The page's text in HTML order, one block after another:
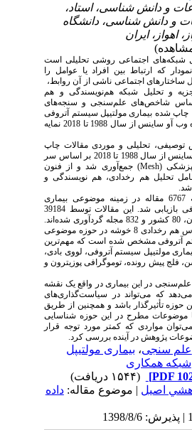
و دانش شناسی، استاد،
و دانش شناسی، دانشگاه
اهواز، ایران
اجتماعی روشی تحلیلی است
که ارتباط بین افراد یا عوامل را
ساختارهای اجتماعی ناشی از آن روابط،
و تحلیل شبکه هم‌نویسندگی و هم
شاخص‌های علم‌سنجی و سنجه‌های
شده بیماری مولتیپل سیستم آتروفی
است که در پایگاه داده وب آو ساینس از سال 1988 تا 2018 نمایه
تحلیلی و موردی مقالات چاپ
‌شده در پایگاه وب آو ساینس از سال 1988 تا 2018 بر اساس سر
(
Mesh) جمع‌آوری شد و از فنون
تحلیل هم رخدادی، هم نویسندگی و
در این مطالعه 6767 مقاله در زمینه موضوعی بیماری
مولتیپل سیستم آتروفی بازیابی شد. این مقالات توسط 39184
نویسنده‌، 3884 سازمان‌، 80 کشور و 832 مجله گردآوری شده‌اند.
در این بررسی بر اساس هم رخدادی 8 خوشه در حوزه موضوعی
آتروفی مشخص شده است که مهم‌ترین
مولتیپل سیستم آتروفی، لووی بادی‌،
فلج پیش رونده، توموگرافی پوزیترون و
در این بیماری‌ در واقع یک نقشه
که می‌تواند در سیاست‌گذاری‌های
تأثیرگذار باشد و همچنین از طریق
مطرح در این حوزه شناسایی
مواردی که کمتر مورد توجه قرار
پژوهش در آینده بررسی کرد.
سنجی،بیماری مولتیپل
همکاری
اصیل| موضوع مقاله:داده